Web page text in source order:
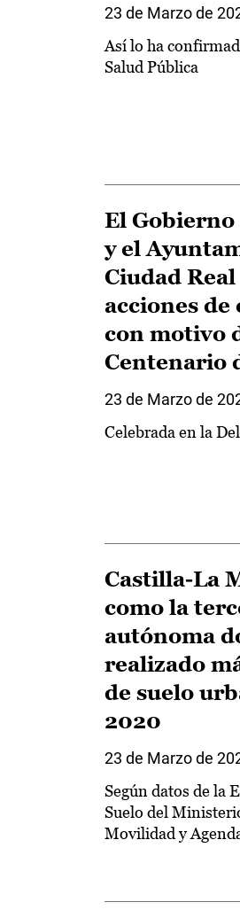
23 de Marzo de
Así lo ha
Salud Pública
El Gobierno
y el
Ciudad
acciones
con motivo
Centenario
23 de Marzo de
Celebrada en la
Castilla-La
como la
autónoma
realizado
de suelo
2020
23 de Marzo de
Según datos de la
Suelo del
Movilidad y